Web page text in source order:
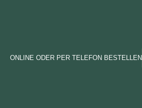
ONLINE ODER PER TELEFON BESTELLEN